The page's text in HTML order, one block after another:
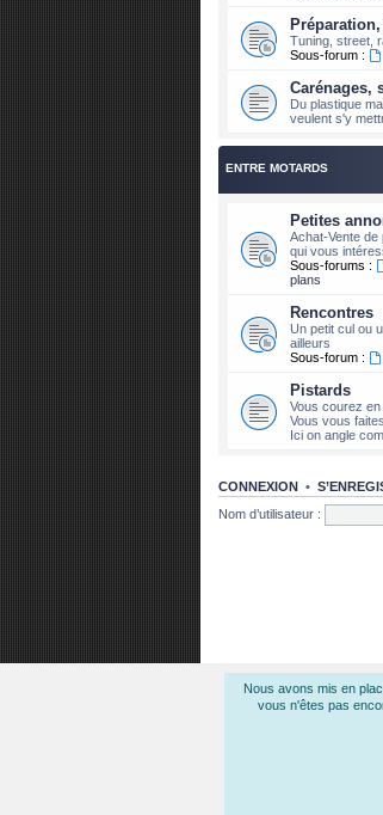
Tuning, street,
Sous-forum :
Carénages,
Du plastique
veulent s'y
ENTRE MOTARDS
Petites
Achat-Vente
qui vous
Sous-forums :
plans
Rencontres
Un petit cul ou
ailleurs
Sous-forum :
Pistards
Vous courez
Vous vous
Ici on angle
CONNEXION •
Nom d’utilisateur :
Nous avons mis en
vous n'êtes pas